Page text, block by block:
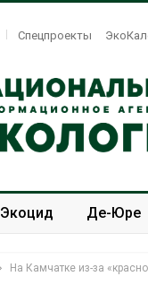
Спецпроекты
Экоцид Де-Юре
На Камчатке из-за